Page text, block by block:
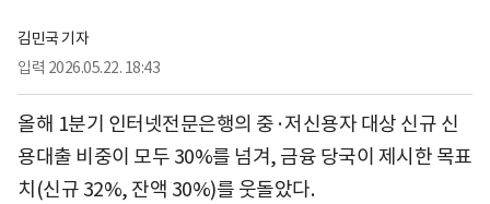
김민국 기자
입력 2026.05.22. 18:43
올해 1분기 인터넷전문은행의 중·저신용자 대상 신규 신
용대출 비중이 모두 30%를 넘겨, 금융 당국이 제시한 목표
치(신규 32%, 잔액 30%)를 웃돌았다.